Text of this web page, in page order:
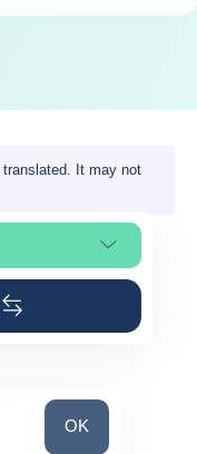
It may not
Zoek een land
OK